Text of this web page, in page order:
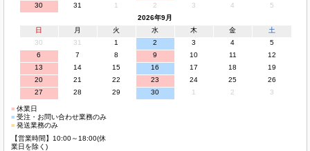
30
31 1 2 3 4
5
2026年9月
日
月 火 水 木 金
土
30
31 1 2 3 4
5
6
7 8 9 10 11
12
13
14 15 16 17 18
19
20
21 22 23 24 25
26
27
28 29 30 1 2 3
■休業日
■受注・お問い合わせ業務のみ
■発送業務のみ
【営業時間】10:00～18:00(休
業日を除く)